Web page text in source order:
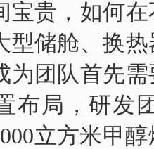
宝贵，如何
型储舱、换
为团队首先
布局，研发
立方米甲